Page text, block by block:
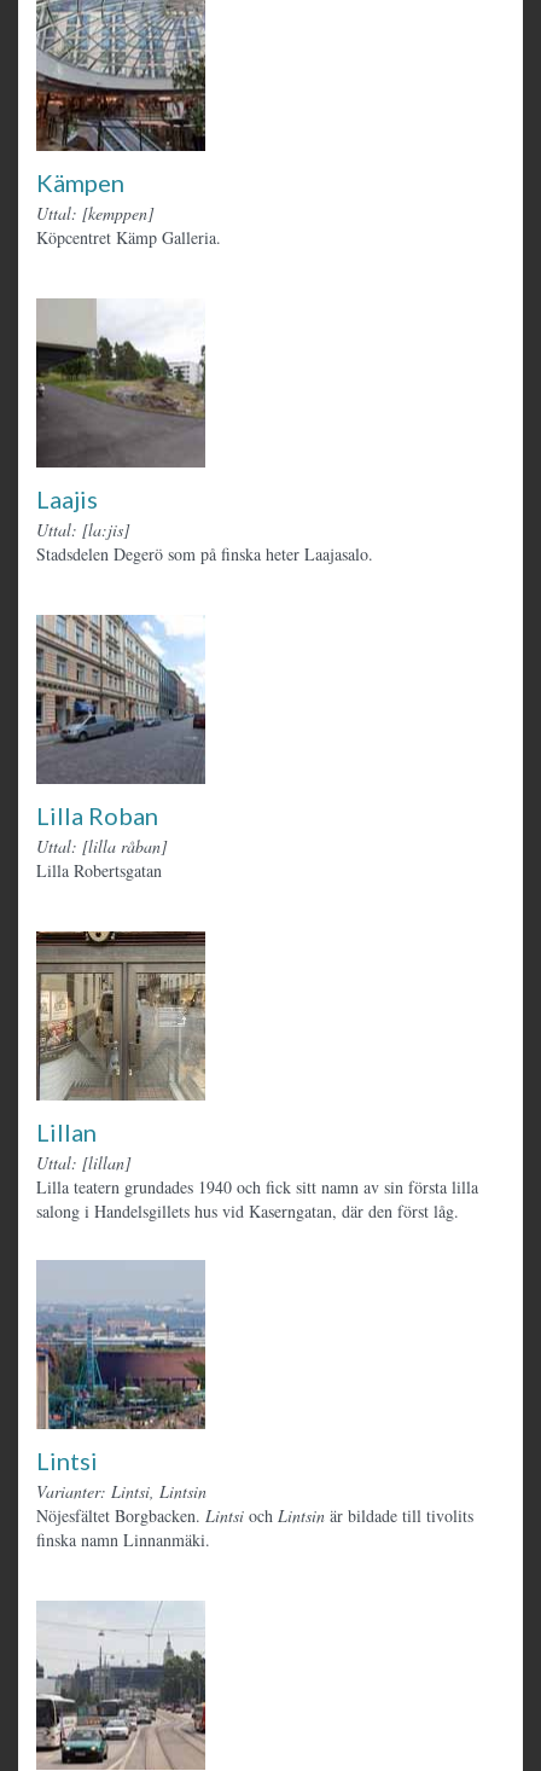
Kämpen
Uttal: [kemppen]
Köpcentret Kämp Galleria.
Laajis
Uttal: [la:jis]
Stadsdelen Degerö som på finska heter Laajasalo.
Lilla Roban
Uttal: [lilla råban]
Lilla Robertsgatan
Lillan
Uttal: [lillan]
Lilla teatern grundades 1940 och fick sitt namn av sin första lilla
salong i Handelsgillets hus vid Kaserngatan, där den först låg.
Lintsi
Varianter: Lintsi, Lintsin
Nöjesfältet Borgbacken. Lintsi och Lintsin är bildade till tivolits
finska namn Linnanmäki.